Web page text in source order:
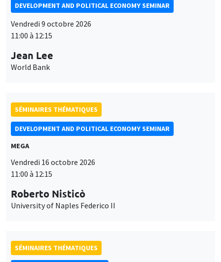
DEVELOPMENT AND POLITICAL ECONOMY SEMINAR
Vendredi 9 octobre 2026
11:00 à 12:15
Jean Lee
World Bank
SÉMINAIRES THÉMATIQUES
DEVELOPMENT AND POLITICAL ECONOMY SEMINAR
MEGA
Vendredi 16 octobre 2026
11:00 à 12:15
Roberto Nisticò
University of Naples Federico II
SÉMINAIRES THÉMATIQUES